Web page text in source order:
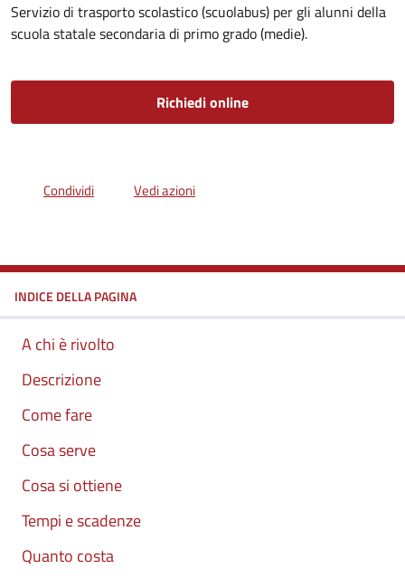
Servizio di trasporto scolastico (scuolabus) per gli alunni della
scuola statale secondaria di primo grado (medie).
Richiedi online
Condividi Vedi azioni
INDICE DELLA PAGINA
A chi è rivolto
Descrizione
Come fare
Cosa serve
Cosa si ottiene
Tempi e scadenze
Quanto costa